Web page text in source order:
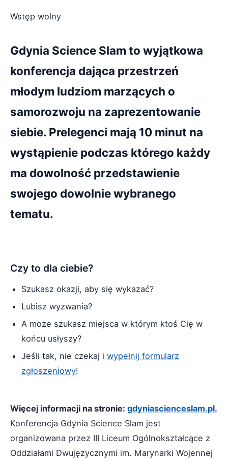
Wstęp wolny
Gdynia Science Slam to wyjątkowa
konferencja dająca przestrzeń
młodym ludziom marzących o
samorozwoju na zaprezentowanie
siebie. Prelegenci mają 10 minut na
wystąpienie podczas którego każdy
ma dowolność przedstawienie
swojego dowolnie wybranego
tematu.
Czy to dla ciebie?
Szukasz okazji, aby się wykazać?
Lubisz wyzwania?
A może szukasz miejsca w którym ktoś Cię w
końcu usłyszy?
Jeśli tak, nie czekaj i wypełnij formularz
zgłoszeniowy!
Więcej informacji na stronie: gdyniascienceslam.pl.
Konferencja Gdynia Science Slam jest
organizowana przez III Liceum Ogólnokształcące z
Oddziałami Dwujęzycznymi im. Marynarki Wojennej